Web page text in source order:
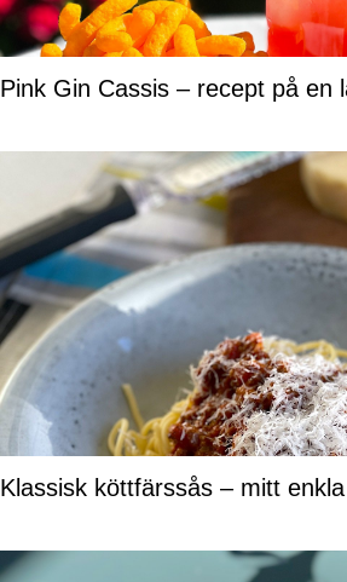
Pink Gin Cassis – recept på en
Klassisk köttfärssås – mitt